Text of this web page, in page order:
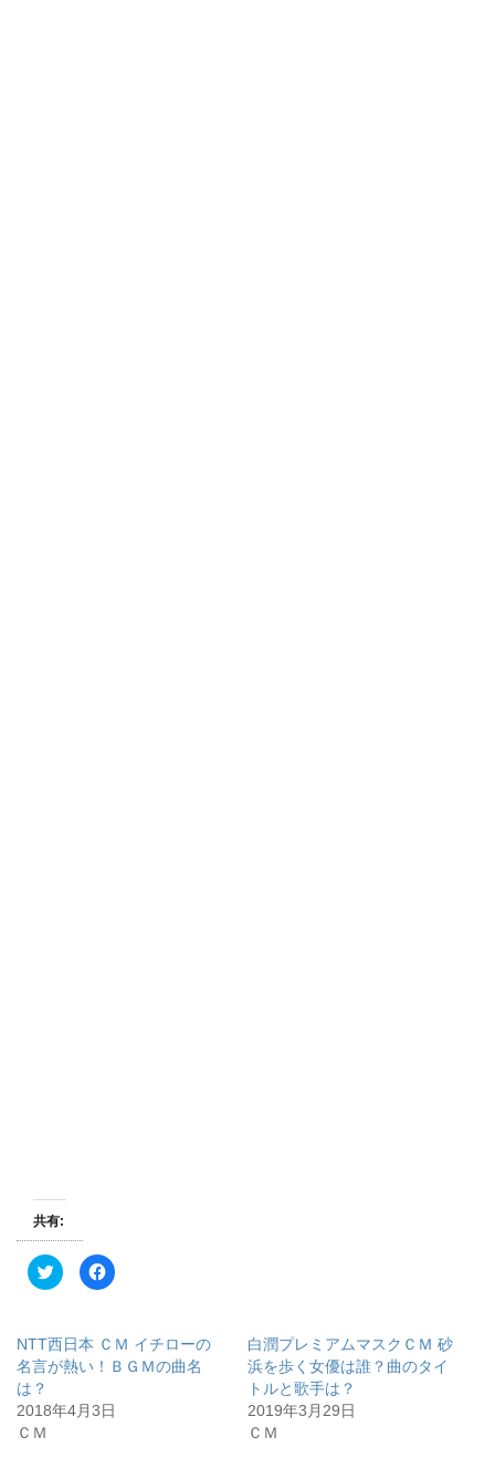
共有:
ク
リ
て
T
w
i
t
e
F
a
o
o
k
で
有
す
NTT西日本 ＣＭ イチローの
名言が熱い！ＢＧＭの曲名
は？
2018年4月3日
ＣＭ
白潤プレミアムマスクＣＭ 砂
浜を歩く女優は誰？曲のタイ
トルと歌手は？
2019年3月29日
ＣＭ